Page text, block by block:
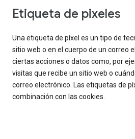
Etiqueta de pixeles
Una etiqueta de píxel es un tipo de
sitio web o en el cuerpo de un correo
ciertas acciones o datos como, por
visitas que recibe un sitio web o
correo electrónico. Las etiquetas de
combinación con las cookies.